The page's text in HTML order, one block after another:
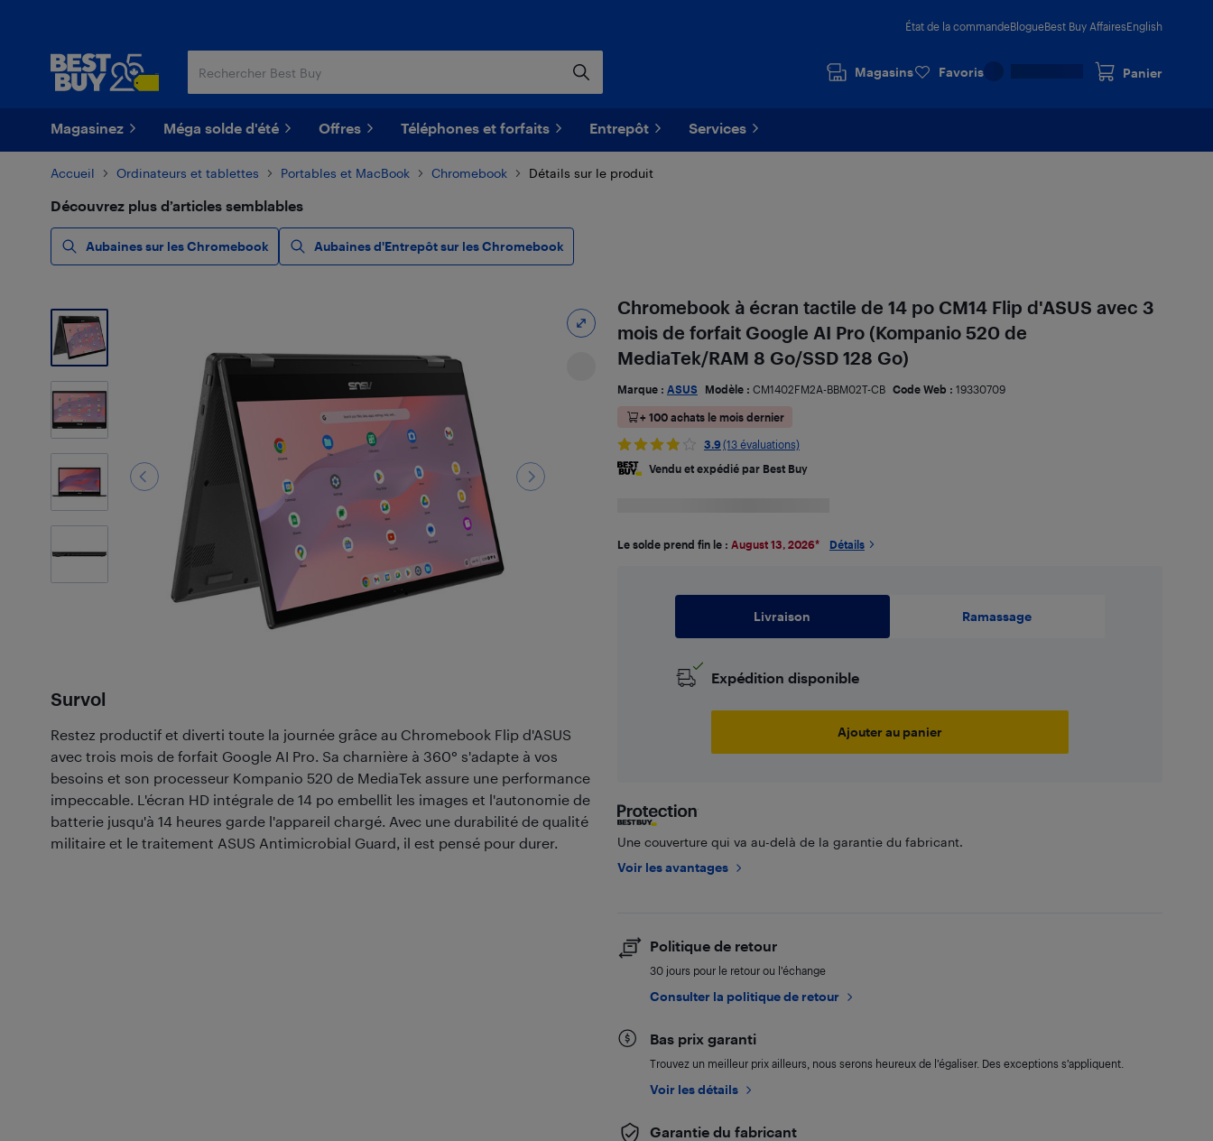
État de la commandeBlogueBest Buy AffairesEnglish
Magasins Favoris Panier
Magasinez Méga solde d'été Offres Téléphones et forfaits Entrepôt Services
Accueil Ordinateurs et tablettes Portables et MacBook Chromebook Détails sur le produit
Découvrez plus d’articles semblables
Aubaines sur les Chromebook Aubaines d'Entrepôt sur les Chromebook
Survol
Restez productif et diverti toute la journée grâce au Chromebook Flip d'ASUS
avec trois mois de forfait Google AI Pro. Sa charnière à 360° s'adapte à vos
besoins et son processeur Kompanio 520 de MediaTek assure une performance
impeccable. L'écran HD intégrale de 14 po embellit les images et l'autonomie de
batterie jusqu'à 14 heures garde l'appareil chargé. Avec une durabilité de qualité
militaire et le traitement ASUS Antimicrobial Guard, il est pensé pour durer.
Chromebook à écran tactile de 14 po CM14 Flip d'ASUS avec 3
mois de forfait Google AI Pro (Kompanio 520 de
MediaTek/RAM 8 Go/SSD 128 Go)
Marque : ASUS Modèle : CM1402FM2A-BBM02T-CB Code Web : 19330709
+ 100 achats le mois dernier
3.9 (13 évaluations)
Vendu et expédié par Best Buy
Le solde prend fin le : August 13, 2026* Détails
Livraison Ramassage
Expédition disponible
Ajouter au panier
Une couverture qui va au-delà de la garantie du fabricant.
Voir les avantages
Politique de retour
30 jours pour le retour ou l’échange
Consulter la politique de retour
Bas prix garanti
Trouvez un meilleur prix ailleurs, nous serons heureux de l’égaliser. Des exceptions s’appliquent.
Voir les détails
Garantie du fabricant